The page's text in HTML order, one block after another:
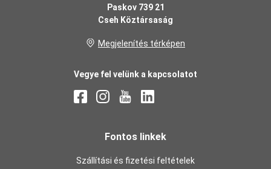
Paskov 739 21
Cseh Köztársaság
Megjelenítés térképen
Vegye fel velünk a kapcsolatot
Fontos linkek
Szállítási és fizetési feltételek